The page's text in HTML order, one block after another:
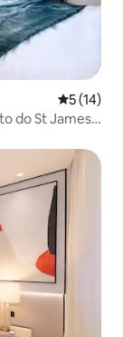
5 de uma
5 (14)
do St James's